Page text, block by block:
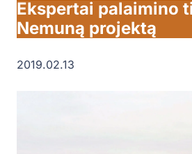
Ekspertai palaimino
Nemuną projektą
2019.02.13